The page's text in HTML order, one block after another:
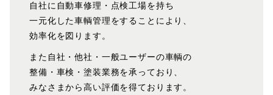
自社に自動車修理・点検工場を持ち
一元化した車輌管理をすることにより、
効率化を図ります。
また自社・他社・一般ユーザーの車輌の
整備・車検・塗装業務を承っており、
みなさまから高い評価を得ております。